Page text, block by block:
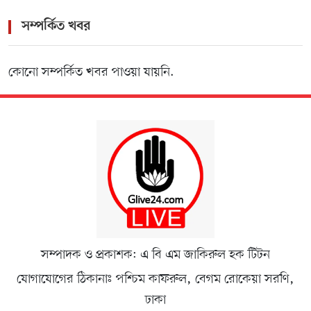
সম্পর্কিত খবর
কোনো সম্পর্কিত খবর পাওয়া যায়নি.
সম্পাদক ও প্রকাশক: এ বি এম জাকিরুল হক টিটন
যোগাযোগের ঠিকানাঃ পশ্চিম কাফরুল, বেগম রোকেয়া সরণি,
ঢাকা